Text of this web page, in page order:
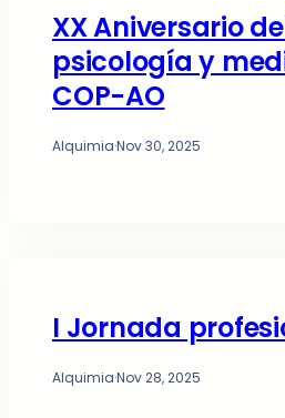
XX Aniversario
psicología y
COP-AO
Alquimia·Nov 30, 2025
I Jornada
Alquimia·Nov 28, 2025